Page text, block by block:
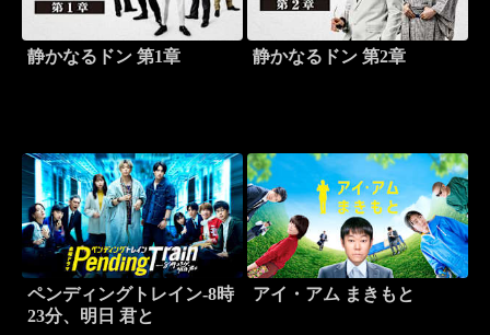
静かなるドン 第1章 静かなるドン 第2章
ペンディングトレイン-8時
23分、明日 君と
アイ・アム まきもと